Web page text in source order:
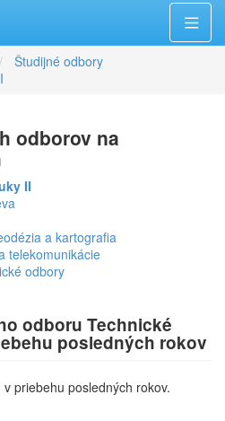
Študijné odbory
odborov na
II
a kartografia
telekomunikácie
odbory
odboru Technické
posledných rokov
priebehu posledných rokov.